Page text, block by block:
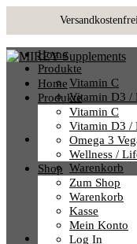
Home
Produkte
Vitamin C
Vitamin D3 /
Omega 3
Wellness /
Shop
Zum Shop
Warenkorb
Kasse
Mein Konto
Log In
Home
Produkte
Vitamin C
Vitamin D3 /
Omega 3
Wellness /
Shop
Zum Shop
Warenkorb
Kasse
Mein Konto
Log In
Zahlung
Info-Box